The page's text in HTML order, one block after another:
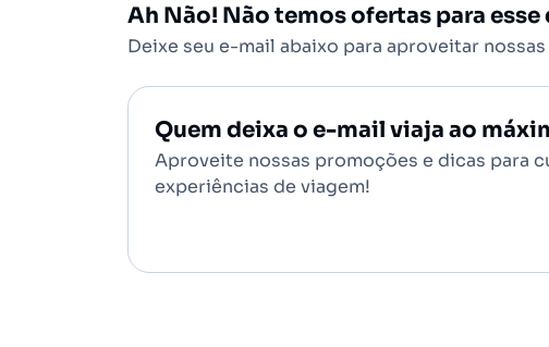
Ah Não! Não temos ofertas para
Deixe seu e-mail abaixo para aproveitar
Quem deixa o e-mail viaja ao
Aproveite nossas promoções e dicas para
experiências de viagem!